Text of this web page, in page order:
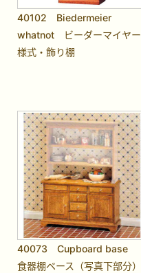
40102 Biedermeier
whatnot ビーダーマイヤー
様式・飾り棚
40073 Cupboard base
食器棚ベース（写真下部分）